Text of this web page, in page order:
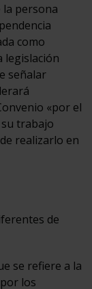
la persona
como
legislación
señalar
«por el
trabajo
realizarlo en
de
se refiere a la
los